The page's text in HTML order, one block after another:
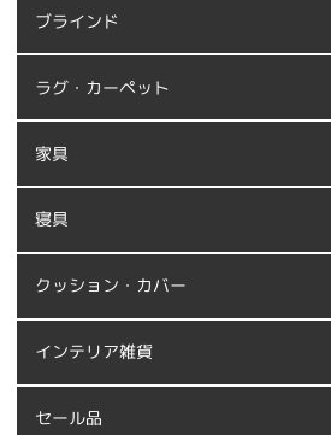
ブラインド
ラグ・カーペット
家具
寝具
クッション・カバー
インテリア雑貨
セール品